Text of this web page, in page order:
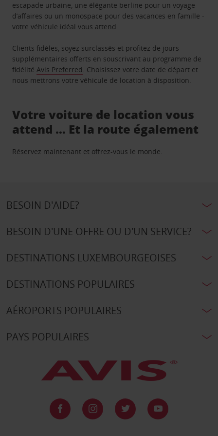
escapade urbaine, une élégante berline pour un voyage
d’affaires ou un monospace pour des vacances en famille -
votre véhicule idéal vous attend.
Clients fidèles, soyez surclassés et profitez de jours
supplémentaires offerts en souscrivant au programme de
fidélitéAvis Preferred. Choisissez votre date de départ et
nous mettrons votre véhicule de location à disposition.
Votre voiture de location vous
attend … Et la route également
Réservez maintenant et offrez-vous le monde.
BESOIN D'AIDE?
BESOIN D'UNE OFFRE OU D'UN SERVICE?
DESTINATIONS LUXEMBOURGEOISES
DESTINATIONS POPULAIRES
AÉROPORTS POPULAIRES
PAYS POPULAIRES